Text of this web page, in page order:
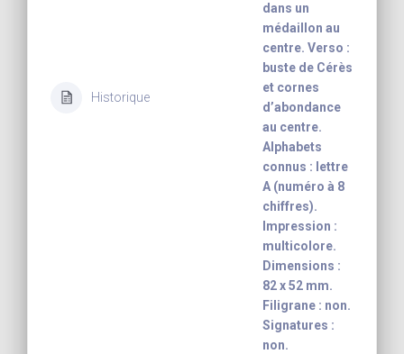
Historique
dans un
médaillon au
centre. Verso :
buste de Cérès
et cornes
d’abondance
au centre.
Alphabets
connus : lettre
A (numéro à 8
chiffres).
Impression :
multicolore.
Dimensions :
82 x 52 mm.
Filigrane : non.
Signatures :
non.